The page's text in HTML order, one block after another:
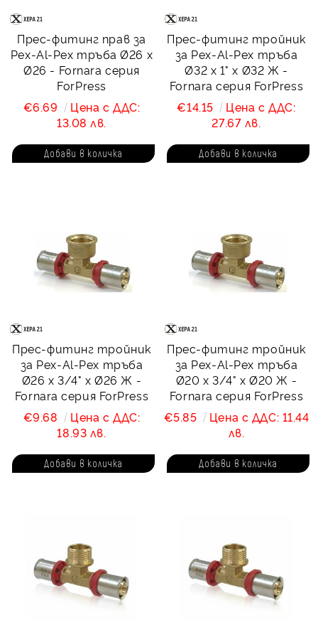
Прес-фитинг прав за
Pex-Al-Pex тръба Ø26 х
Ø26 - Fornara серия
ForPress
€6.69
Цена с ДДС:
13.08 лв.
Прес-фитинг тройник
за Pex-Al-Pex тръба
Ø32 х 1" х Ø32 Ж -
Fornara серия ForPress
€14.15
Цена с ДДС:
27.67 лв.
Прес-фитинг тройник
за Pex-Al-Pex тръба
Ø26 х 3/4" х Ø26 Ж -
Fornara серия ForPress
€9.68
Цена с ДДС:
18.93 лв.
Прес-фитинг тройник
за Pex-Al-Pex тръба
Ø20 х 3/4" х Ø20 Ж -
Fornara серия ForPress
€5.85
Цена с ДДС: 11.44
лв.